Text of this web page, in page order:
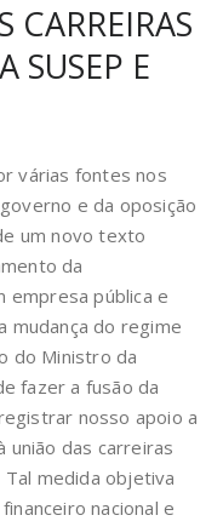
CARREIRAS
SUSEP E
várias fontes nos
e da oposição
um novo texto
da
empresa pública e
mudança do regime
do Ministro da
fazer a fusão da
nosso apoio a
união das carreiras
medida objetiva
nacional e